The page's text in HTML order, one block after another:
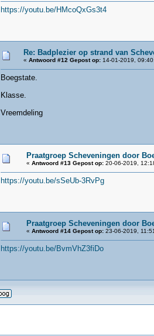
https://youtu.be/HMcoQxGs3t4
Re: Badplezier op strand van
« Antwoord #12 Gepost op:14-01-2019,
Boegstate.
Klasse.
Vreemdeling
Praatgroep Scheveningen door
« Antwoord #13 Gepost op:20-06-2019,
https://youtu.be/sSeUb-3RvPg
Praatgroep Scheveningen door
« Antwoord #14 Gepost op:23-06-2019,
https://youtu.be/BvmVhZ3fiDo